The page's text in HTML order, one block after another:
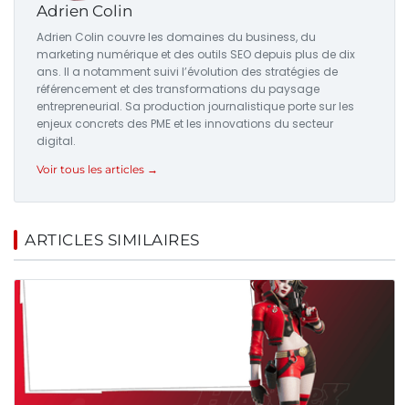
Adrien Colin
Adrien Colin couvre les domaines du business, du
marketing numérique et des outils SEO depuis plus de dix
ans. Il a notamment suivi l’évolution des stratégies de
référencement et des transformations du paysage
entrepreneurial. Sa production journalistique porte sur les
enjeux concrets des PME et les innovations du secteur
digital.
Voir tous les articles →
ARTICLES SIMILAIRES